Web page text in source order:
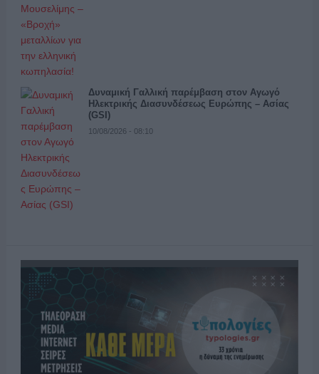
Δυναμική Γαλλική παρέμβαση στον Αγωγό
Ηλεκτρικής Διασυνδέσεως Ευρώπης – Ασίας
(GSI)
10/08/2026 - 08:10